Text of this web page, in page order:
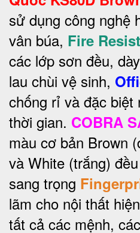
sử dụng công nghệ
vân búa, Fire
các lớp sơn đều,
lau chùi vệ sinh,
chống rỉ và đặc biệt
thời gian. COBRA
màu cơ bản Brown
và White (trắng)
sang trọng
lãm cho nội thất
tất cả các mệnh,